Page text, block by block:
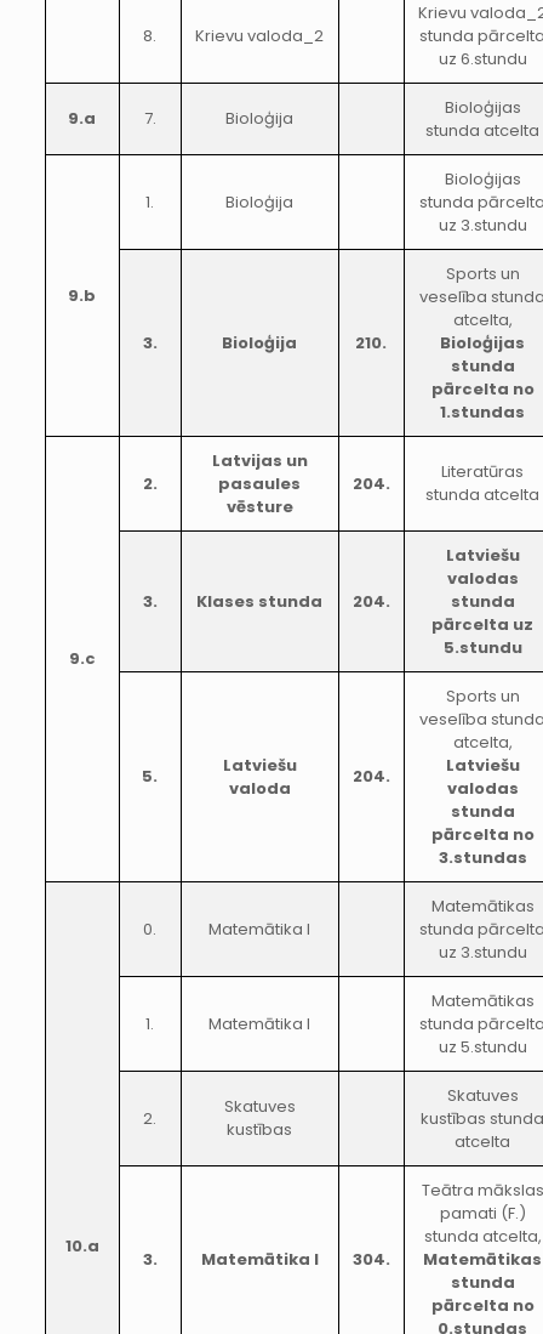
8. Krievu valoda_2
Krievu
stunda
uz 6.stundu
9.a 7. Bioloģija
Bioloģijas
stunda atcelta
9.b
1. Bioloģija
Bioloģijas
stunda
uz 3.stundu
3. Bioloģija 210.
Sports un
veselība
atcelta,
Bioloģijas
stunda
pārcelta no
1.stundas
9.c
2.
Latvijas un
pasaules
vēsture
204.
Literatūras
stunda atcelta
3. Klases stunda 204.
Latviešu
valodas
stunda
pārcelta uz
5.stundu
5.
Latviešu
valoda
204.
Sports un
veselība
atcelta,
Latviešu
valodas
stunda
pārcelta no
3.stundas
10.a
0. Matemātika I
Matemātikas
stunda
uz 3.stundu
1. Matemātika I
Matemātikas
stunda
uz 5.stundu
2.
Skatuves
kustības
Skatuves
kustības
atcelta
3. Matemātika I 304.
Teātra mākslas
pamati (F.)
stunda atcelta,
Matemātikas
stunda
pārcelta no
0.stundas